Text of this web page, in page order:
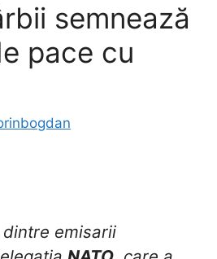
semnează
pace cu
emisarii